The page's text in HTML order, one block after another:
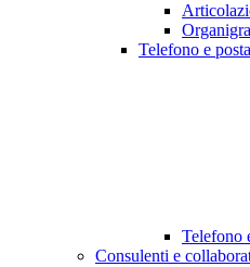
Telefono e
Telefono
Consulenti e